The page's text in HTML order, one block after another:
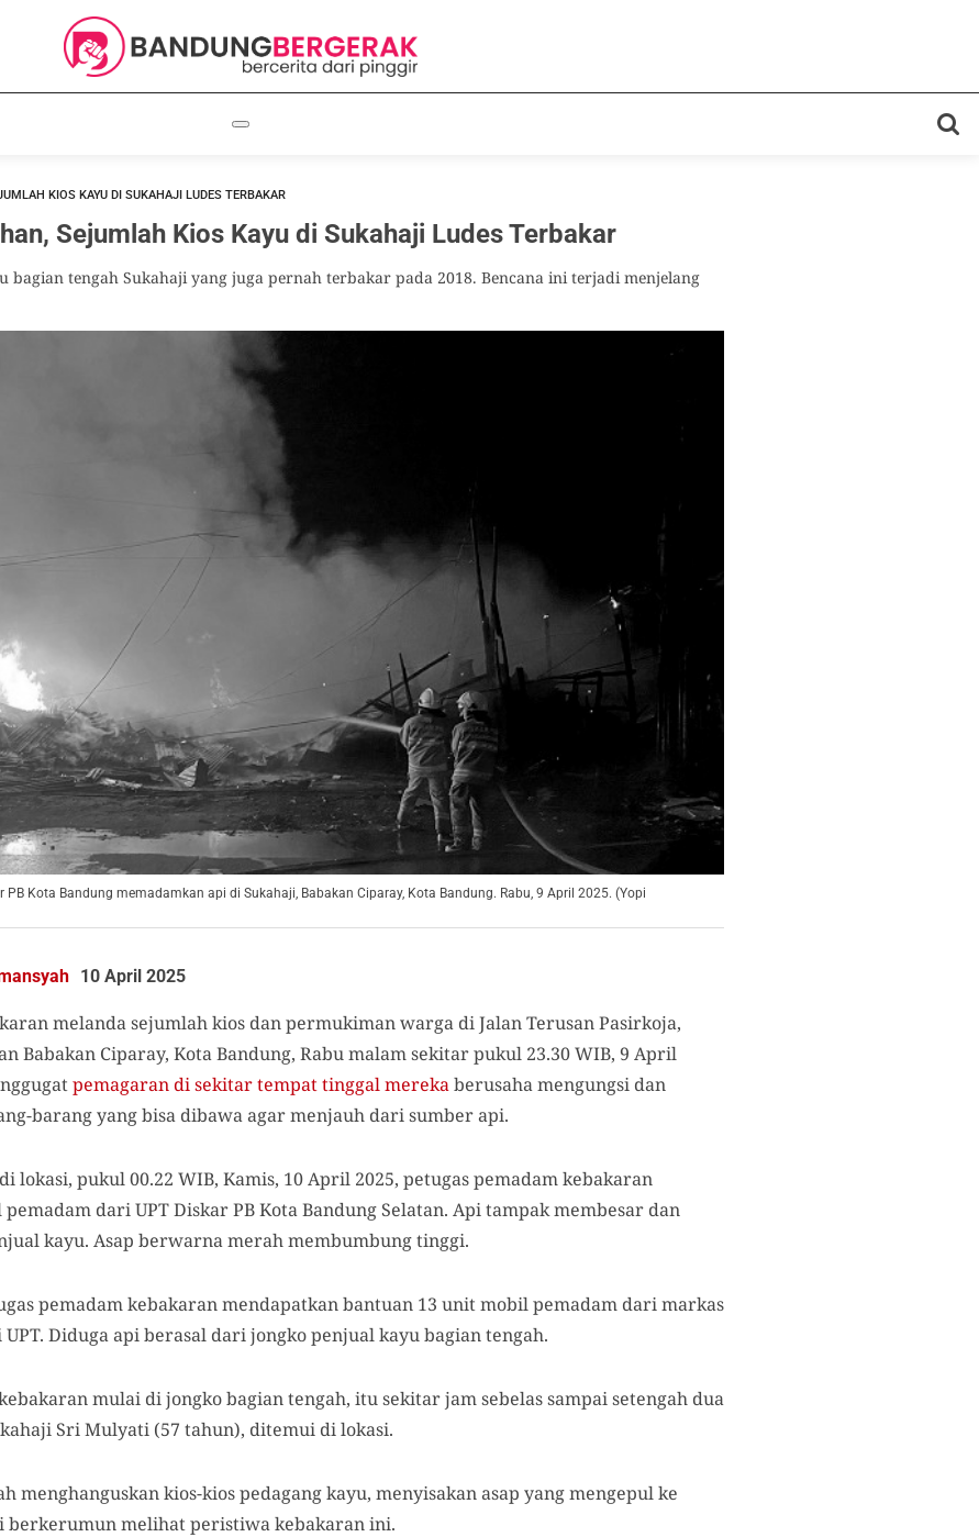
KIOS KAYU DI SUKAHAJI LUDES TERBAKAR
Sejumlah Kios Kayu di Sukahaji Ludes Terbakar
bagian tengah Sukahaji yang juga pernah terbakar pada 2018. Bencana ini terjadi menjelang
Kota Bandung memadamkan api di Sukahaji, Babakan Ciparay, Kota Bandung. Rabu, 9 April 2025. (Yopi
10 April 2025
melanda sejumlah kios dan permukiman warga di Jalan Terusan Pasirkoja,
Babakan Ciparay, Kota Bandung, Rabu malam sekitar pukul 23.30 WIB, 9 April
pemagaran di sekitar tempat tinggal merekaberusaha mengungsi dan
barang yang bisa dibawa agar menjauh dari sumber api.
lokasi, pukul 00.22 WIB, Kamis, 10 April 2025, petugas pemadam kebakaran
dari UPT Diskar PB Kota Bandung Selatan. Api tampak membesar dan
kayu. Asap berwarna merah membumbung tinggi.
pemadam kebakaran mendapatkan bantuan 13 unit mobil pemadam dari markas
Diduga api berasal dari jongko penjual kayu bagian tengah.
mulai di jongko bagian tengah, itu sekitar jam sebelas sampai setengah dua
Sri Mulyati (57 tahun), ditemui di lokasi.
menghanguskan kios-kios pedagang kayu, menyisakan asap yang mengepul ke
berkerumun melihat peristiwa kebakaran ini.